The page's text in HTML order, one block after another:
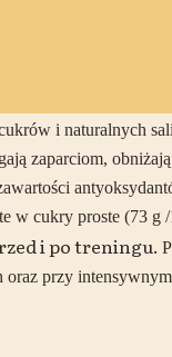
i naturalnych
zaparciom,
w cukry proste (73 g
i po treningu.
oraz przy